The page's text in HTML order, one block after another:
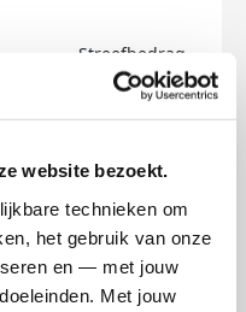
website bezoekt.
technieken om
het gebruik van onze
en — met jouw
Met jouw
Streefbedrag
€500